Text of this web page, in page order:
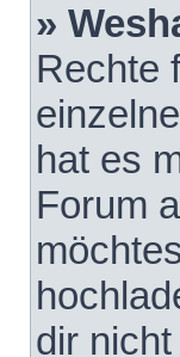
»
Rechte
hat es
Forum
dir